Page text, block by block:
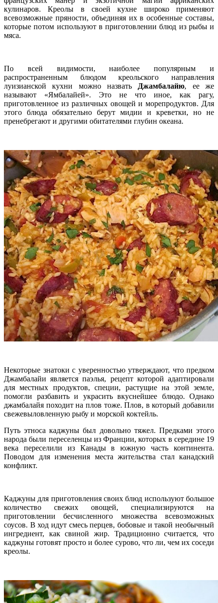
кулинаров. Креолы в своей кухне широко применяют
всевозможные пряности, объединяя их в особенные составы,
которые потом используют в приготовлении блюд из рыбы и
мяса.
По всей видимости, наиболее популярным и
распространенным блюдом креольского направления
луизианской кухни можно назвать Джамбалайю, ее же
называют «Ямбалайей». Это не что иное, как рагу,
приготовленное из различных овощей и морепродуктов. Для
этого блюда обязательно берут мидии и креветки, но не
пренебрегают и другими обитателями глубин океана.
Некоторые знатоки с уверенностью утверждают, что предком
Джамбалайи является паэлья, рецепт которой адаптировали
для местных продуктов, специи, растущие на этой земле,
помогли разбавить и украсить вкуснейшее блюдо. Однако
джамбалайя походит на плов тоже. Плов, в который добавили
свежевыловленную рыбу и морской коктейль.
Путь этноса каджуны был довольно тяжел. Предками этого
народа были переселенцы из Франции, которых в середине 19
века переселили из Канады в южную часть континента.
Поводом для изменения места жительства стал канадский
конфликт.
Каджуны для приготовления своих блюд используют большое
количество свежих овощей, специализируются на
приготовлении бесчисленного множества всевозможных
соусов. В ход идут смесь перцев, бобовые и такой необычный
ингредиент, как свиной жир. Традиционно считается, что
каджуны готовят просто и более сурово, что ли, чем их соседи
креолы.